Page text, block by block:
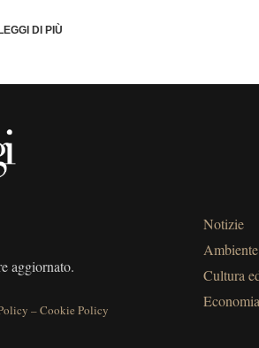
LEGGI DI PIÙ
aggiornato.
–Cookie Policy
Notizie
Ambiente
Cultura
Economia